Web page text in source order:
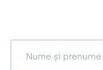
Nume și prenume